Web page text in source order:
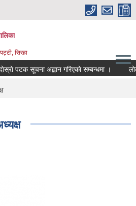
सिरहा
पटक सूचना अह्वान गरिएकाे सम्बन्धमा । लोक